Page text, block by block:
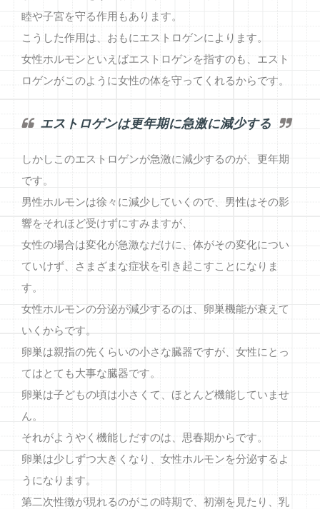
睦や子宮を守る作用もあります。
こうした作用は、おもにエストロゲンによります。
女性ホルモンといえばエストロゲンを指すのも、エスト
ロゲンがこのように女性の体を守ってくれるからです。
エストロゲンは更年期に急激に減少する
しかしこのエストロゲンが急激に減少するのが、更年期
です。
男性ホルモンは徐々に減少していくので、男性はその影
響をそれほど受けずにすみますが、
女性の場合は変化が急激なだけに、体がその変化につい
ていけず、さまざまな症状を引き起こすことになりま
す。
女性ホルモンの分泌が減少するのは、卵巣機能が衰えて
いくからです。
卵巣は親指の先くらいの小さな臓器ですが、女性にとっ
てはとても大事な臓器です。
卵巣は子どもの頃は小さくて、ほとんど機能していませ
ん。
それがようやく機能しだすのは、思春期からです。
卵巣は少しずつ大きくなり、女性ホルモンを分泌するよ
うになります。
第二次性徴が現れるのがこの時期で、初潮を見たり、乳